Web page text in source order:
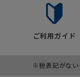
ご利用ガイド
※税表記がない